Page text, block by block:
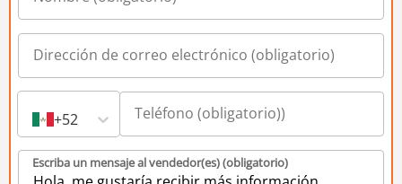
+52
Escriba un mensaje al vendedor(es) (obligatorio)